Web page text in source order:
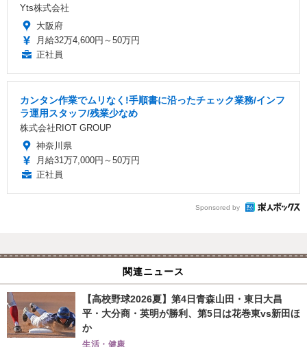
Yts株式会社
大阪府
月給32万4,600円～50万円
正社員
カンタン作業でムリなく!手順書に沿ったチェック業務/インフ
ラ運用スタッフ/残業少なめ
株式会社RIOT GROUP
神奈川県
月給31万7,000円～50万円
正社員
Sponsored by
関連ニュース
【高校野球2026夏】第4日青森山田・東日大昌
平・大分商・英明が勝利、第5日は花巻東vs新田ほ
か
生活・健康